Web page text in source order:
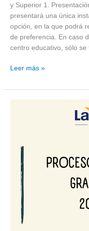
y Superior 1.
presentará una única
opción, en la que podrá
de preferencia. En caso
centro educativo, sólo se
Leer más »
BÁSICO
2026-
2027